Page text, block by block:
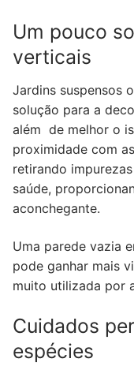
Um pouco
verticais
Jardins suspensos
solução para a
além de melhor o
proximidade com
retirando
saúde,
aconchegante.
Uma parede vazia
pode ganhar mais
muito utilizada por
Cuidados
espécies